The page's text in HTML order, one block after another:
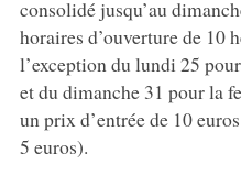
consolidé jusqu’au
horaires d’ouverture de 10
l’exception du lundi 25
et du dimanche 31 pour la
un prix d’entrée de 10
5 euros).